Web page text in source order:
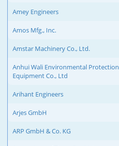
Amey Engineers
Amos Mfg., Inc.
Amstar Machinery Co., Ltd.
Anhui Wali Environmental Protection
Equipment Co., Ltd
Arihant Engineers
Arjes GmbH
ARP GmbH & Co. KG